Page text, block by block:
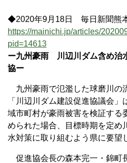
◆2020年9月18日 毎日新聞熊
https://mainichi.jp/articles/
pid=14613
ー九州豪雨 川辺川ダム含め治
協ー
九州豪雨で氾濫した球磨川の
「川辺川ダム建設促進協議会
域市町村が豪雨被害を検証する
められた場合、目標時期を定め
水対策に取り組むよう県に要望
促進協会長の森本完一・錦町